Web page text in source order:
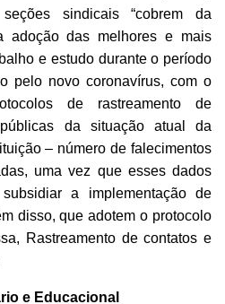
sindicais “cobrem da
adoção das melhores e mais
e estudo durante o período
pelo novo coronavírus, com o
de rastreamento de
da situação atual da
– número de falecimentos
uma vez que esses dados
a implementação de
disso, que adotem o protocolo
Rastreamento de contatos e
e Educacional